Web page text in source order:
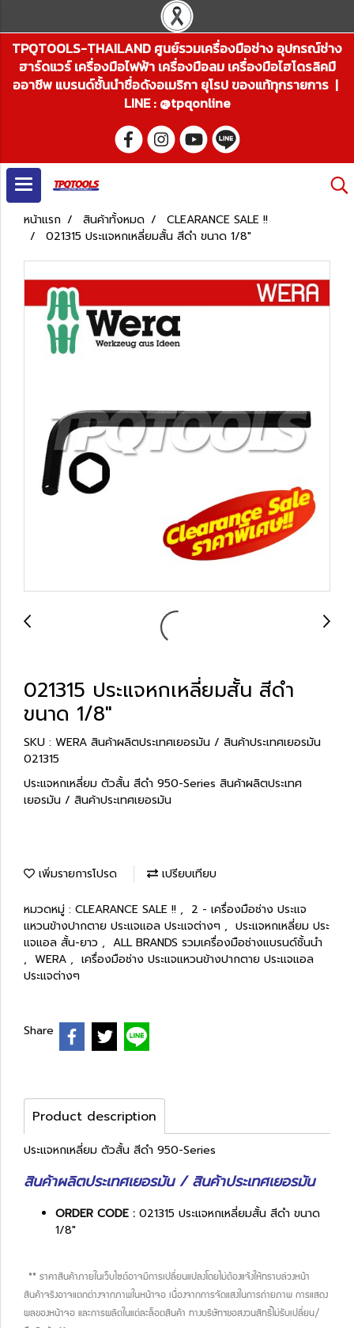
TPQTOOLS-THAILAND ศูนย์รวมเครื่องมือช่าง อุปกรณ์ช่าง
ฮาร์ดแวร์ เครื่องมือไฟฟ้า เครื่องมือลม เครื่องมือไฮโดรลิคมื
ออาชีพ แบรนด์ชั้นนำชื่อดังอเมริกา ยุโรป ของแท้ทุกรายการ |
LINE : @tpqonline
หน้าแรก สินค้าทั้งหมด
CLEARANCE SALE !!
021315 ประแจหกเหลี่ยมสั้น สีดำ ขนาด 1/8"
021315 ประแจหกเหลี่ยมสั้น สีดำ
ขนาด 1/8"
SKU : WERA สินค้าผลิตประเทศเยอรมัน / สินค้าประเทศเยอรมัน
021315
ประแจหกเหลี่ยม ตัวสั้น สีดำ 950-Series สินค้าผลิตประเทศ
เยอรมัน / สินค้าประเทศเยอรมัน
เพิ่มรายการโปรด เปรียบเทียบ
หมวดหมู่ : CLEARANCE SALE !! , 2 - เครื่องมือช่าง ประแจ
แหวนข้างปากตาย ประแจแอล ประแจต่างๆ , ประแจหกเหลี่ยม ประ
แจแอล สั้น-ยาว , ALL BRANDS รวมเครื่องมือช่างแบรนด์ชั้นนำ
, WERA , เครื่องมือช่าง ประแจแหวนข้างปากตาย ประแจแอล
ประแจต่างๆ
Share
Product description
ประแจหกเหลี่ยม ตัวสั้น สีดำ 950-Series
สินค้าผลิตประเทศเยอรมัน / สินค้าประเทศเยอรมัน
ORDER CODE : 021315 ประแจหกเหลี่ยมสั้น สีดำ ขนาด
1/8"
** ราคาสินค้าภายในเว็บไซต์อาจมีการเปลี่ยนแปลงโดยไม่ต้องแจ้งให้ทราบล่วงหน้า
สินค้าจริงอาจแตกต่างจากภาพในหน้าจอ เนื่องจากการจัดแสงในการถ่ายภาพ การแสดง
ผลของหน้าจอ และการผลิตในแต่ละล็อตสินค้า ทางบริษัทฯขอสงวนสิทธิ์ไม่รับเปลี่ยน/